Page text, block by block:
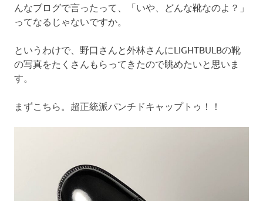
んなブログで言ったって、「いや、どんな靴なのよ？」
ってなるじゃないですか。
というわけで、野口さんと外林さんにLIGHTBULBの靴
の写真をたくさんもらってきたので眺めたいと思いま
す。
まずこちら。超正統派パンチドキャップトゥ！！